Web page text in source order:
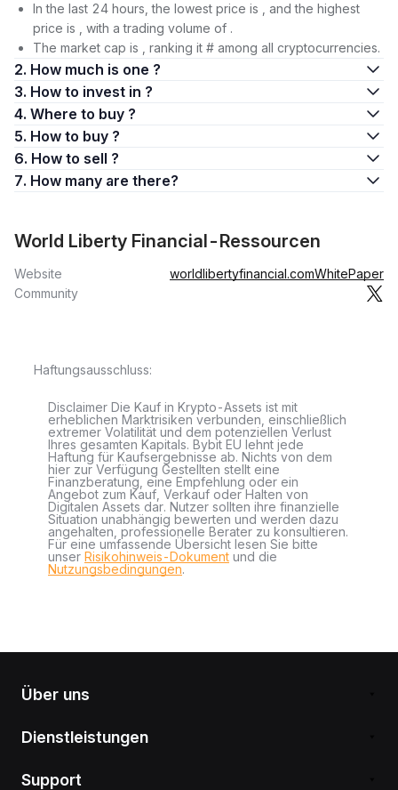
In the last 24 hours, the lowest price is , and the highest
price is , with a trading volume of .
The market cap is , ranking it # among all cryptocurrencies.
2. How much is one ?
3. How to invest in ?
4. Where to buy ?
5. How to buy ?
6. How to sell ?
7. How many are there?
World Liberty Financial-Ressourcen
Website worldlibertyfinancial.comWhitePaper
Community
Haftungsausschluss:
Disclaimer Die Kauf in Krypto-Assets ist mit
erheblichen Marktrisiken verbunden, einschließlich
extremer Volatilität und dem potenziellen Verlust
Ihres gesamten Kapitals. Bybit EU lehnt jede
Haftung für Kaufsergebnisse ab. Nichts von dem
hier zur Verfügung Gestellten stellt eine
Finanzberatung, eine Empfehlung oder ein
Angebot zum Kauf, Verkauf oder Halten von
Digitalen Assets dar. Nutzer sollten ihre finanzielle
Situation unabhängig bewerten und werden dazu
angehalten, professionelle Berater zu konsultieren.
Für eine umfassende Übersicht lesen Sie bitte
unser Risikohinweis-Dokument und die
Nutzungsbedingungen.
Über uns
Dienstleistungen
Support